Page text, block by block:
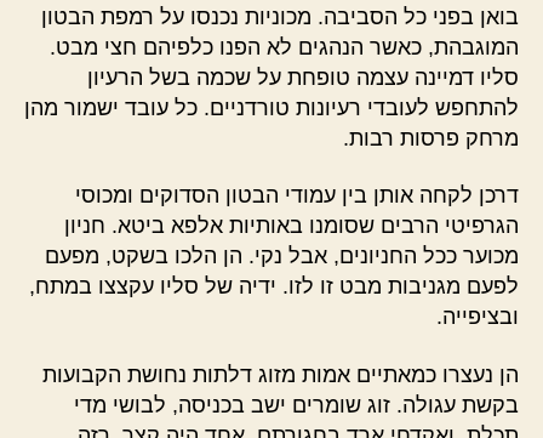
בואן בפני כל הסביבה. מכוניות נכנסו על רמפת הבטון
המוגבהת, כאשר הנהגים לא הפנו כלפיהם חצי מבט.
סליו דמיינה עצמה טופחת על שכמה בשל הרעיון
להתחפש לעובדי רעיונות טורדניים. כל עובד ישמור מהן
מרחק פרסות רבות.
דרכן לקחה אותן בין עמודי הבטון הסדוקים ומכוסי
הגרפיטי הרבים שסומנו באותיות אלפא ביטא. חניון
מכוער ככל החניונים, אבל נקי. הן הלכו בשקט, מפעם
לפעם מגניבות מבט זו לזו. ידיה של סליו עקצצו במתח,
ובציפייה.
הן נעצרו כמאתיים אמות מזוג דלתות נחושת הקבועות
בקשת עגולה. זוג שומרים ישב בכניסה, לבושי מדי